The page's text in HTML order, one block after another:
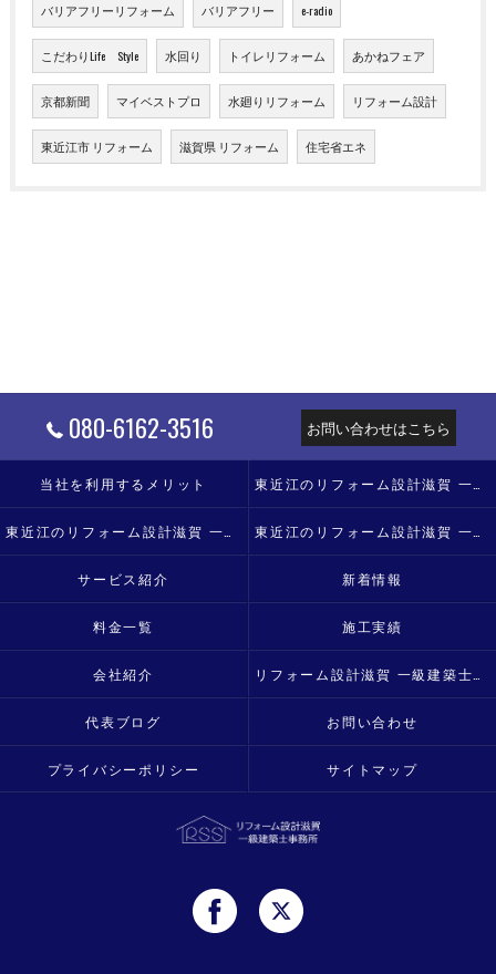
バリアフリーリフォーム バリアフリー e-radio
こだわりLife Style 水回り トイレリフォーム あかねフェア
京都新聞 マイベストプロ 水廻りリフォーム リフォーム設計
東近江市 リフォーム 滋賀県 リフォーム 住宅省エネ
080-6162-3516 お問い合わせはこちら
当社を利用するメリット
サービス紹介 新着情報
料金一覧 施工実績
会社紹介
代表ブログ お問い合わせ
プライバシーポリシー サイトマップ